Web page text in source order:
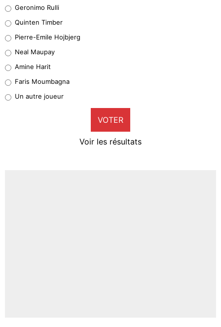
32%
5%
1%
9%
Geronimo Rulli
Quinten Timber
Pierre-Emile Hojbjerg
Neal Maupay
Amine Harit
Faris Moumbagna
Un autre joueur
VOTER
Voir les résultats